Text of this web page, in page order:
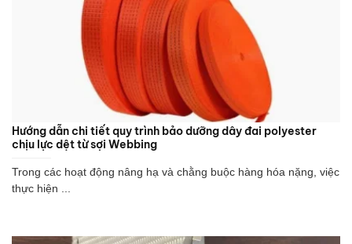
Hướng dẫn chi tiết quy trình bảo dưỡng dây đai polyester
chịu lực dệt từ sợi Webbing
Trong các hoạt động nâng hạ và chằng buộc hàng hóa nặng, việc
thực hiện ...